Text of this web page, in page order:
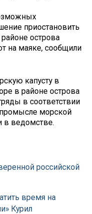
приостановить
острова
на маяке, сообщили
капусту в
в районе острова
в соответствии
морской
в ведомстве.
российской
время на
Курил